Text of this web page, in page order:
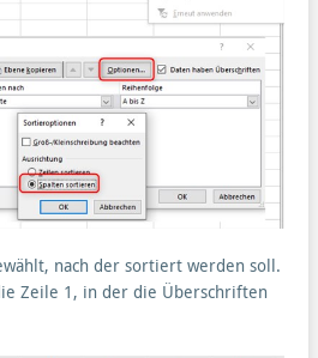
nach der sortiert werden soll.
Zeile 1, in der die Überschriften